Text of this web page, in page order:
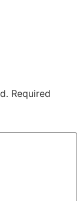
Required